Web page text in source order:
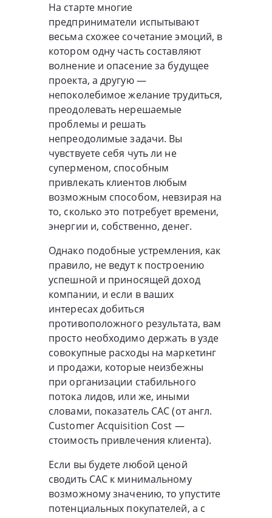
На старте многие
предприниматели испытывают
весьма схожее сочетание эмоций, в
котором одну часть составляют
волнение и опасение за будущее
проекта, а другую —
непоколебимое желание трудиться,
преодолевать нерешаемые
проблемы и решать
непреодолимые задачи. Вы
чувствуете себя чуть ли не
суперменом, способным
привлекать клиентов любым
возможным способом, невзирая на
то, сколько это потребует времени,
энергии и, собственно, денег.
Однако подобные устремления, как
правило, не ведут к построению
успешной и приносящей доход
компании, и если в ваших
интересах добиться
противоположного результата, вам
просто необходимо держать в узде
совокупные расходы на маркетинг
и продажи, которые неизбежны
при организации стабильного
потока лидов, или же, иными
словами, показатель CAC (от англ.
Customer Acquisition Cost —
стоимость привлечения клиента).
Если вы будете любой ценой
сводить CAC к минимальному
возможному значению, то упустите
потенциальных покупателей, а с